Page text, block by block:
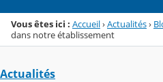
Vous êtes ici : Accueil›Actualités›
dans notre établissement
Actualités